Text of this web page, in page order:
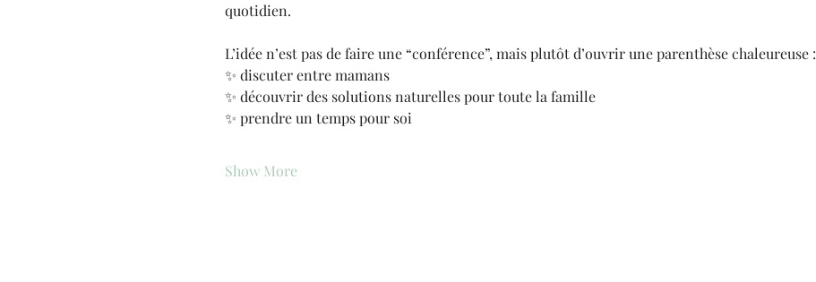
quotidien.
L’idée n’est pas de faire une “conférence”, mais plutôt d’ouvrir une parenthèse chaleureuse :
✨ discuter entre mamans
✨ découvrir des solutions naturelles pour toute la famille
✨ prendre un temps pour soi
Show More